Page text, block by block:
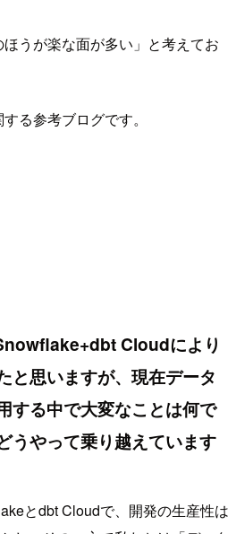
うが楽な面が多い」と考えてお
る参考ブログです。
Cloudにより
と思いますが、現在データ
する中で大変なことは何で
うやって乗り越えています
とdbt Cloudで、開発の生産性は